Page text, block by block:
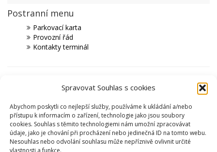
Spravovat Souhlas s cookies
Abychom poskytli co nejlepší služby, používáme k ukládání a/nebo
přístupu k informacím o zařízení, technologie jako jsou soubory
cookies. Souhlas s těmito technologiemi nám umožní zpracovávat
údaje, jako je chování při procházení nebo jedinečná ID na tomto webu.
Nesouhlas nebo odvolání souhlasu může nepříznivě ovlivnit určité
vlastnosti a funkce.
Postranní menu
Parkovací karta
Provozní řád
Kontakty terminál
SPORTOVIŠTĚ
KRYTÝ PLAVECKÝ BAZÉN
SKI AREÁL PEKLÁK A BIKEPARK
ZIMNÍ STADION NA SKALCE